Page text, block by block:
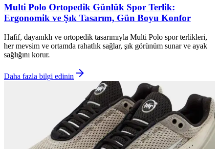
Multi Polo Ortopedik Günlük Spor Terlik:
Ergonomik ve Şık Tasarım, Gün Boyu Konfor
Hafif, dayanıklı ve ortopedik tasarımıyla Multi Polo spor terlikleri,
her mevsim ve ortamda rahatlık sağlar, şık görünüm sunar ve ayak
sağlığını korur.
Daha fazla bilgi edinin